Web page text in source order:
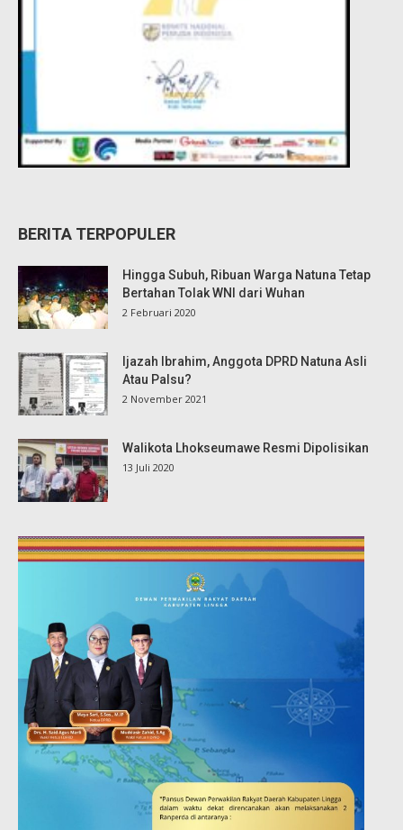
BERITA TERPOPULER
Hingga Subuh, Ribuan Warga Natuna Tetap
Bertahan Tolak WNI dari Wuhan
2 Februari 2020
Ijazah Ibrahim, Anggota DPRD Natuna Asli
Atau Palsu?
2 November 2021
Walikota Lhokseumawe Resmi Dipolisikan
13 Juli 2020